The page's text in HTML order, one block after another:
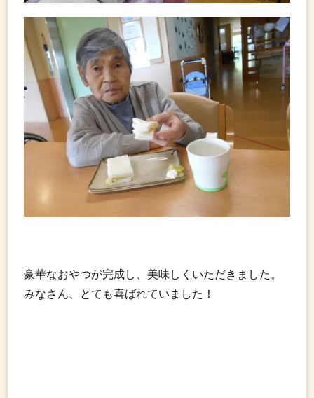
豪華なおやつが完成し、美味しくいただきました。
みなさん、とても喜ばれていました！